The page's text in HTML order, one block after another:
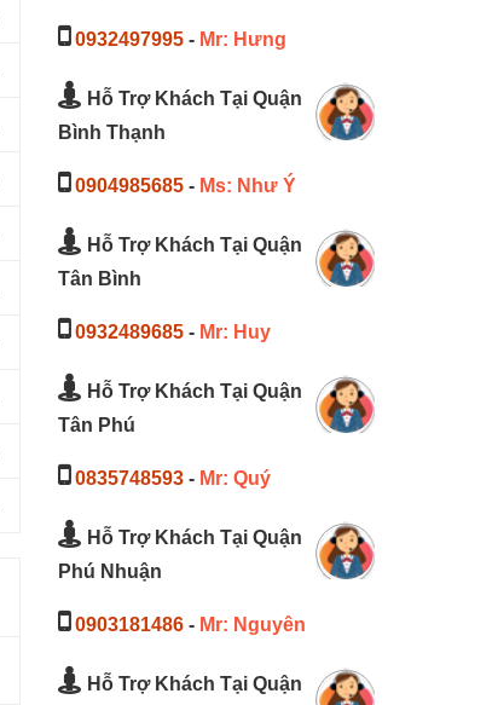
0932497995- Mr: Hưng
Hỗ Trợ Khách Tại Quận
Bình Thạnh
0904985685- Ms: Như Ý
Hỗ Trợ Khách Tại Quận
Tân Bình
0932489685- Mr: Huy
Hỗ Trợ Khách Tại Quận
Tân Phú
0835748593- Mr: Quý
Hỗ Trợ Khách Tại Quận
Phú Nhuận
0903181486- Mr: Nguyên
Hỗ Trợ Khách Tại Quận